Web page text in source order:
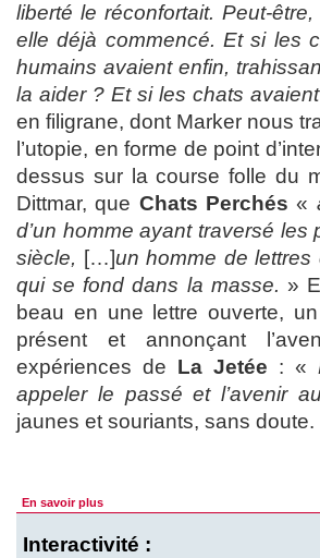
liberté le réconfortait. Peut-
elle déjà commencé. Et si les
humains avaient enfin,
la aider ? Et si les chats
en filigrane, dont Marker nous
l’utopie, en forme de point
dessus sur la course folle du
Dittmar, que Chats Perchés «
d’un homme ayant traversé
siècle, […]un homme de
qui se fond dans la masse. »
beau en une lettre ouverte,
présent et annonçant
expériences de La Jetée : «
appeler le passé et l’avenir
jaunes et souriants, sans doute.
En savoir plus
Interactivité :